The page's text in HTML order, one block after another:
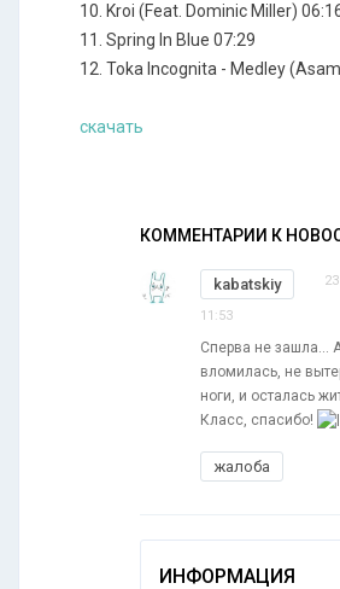
10. Kroi (Feat. Dominic Miller)
11. Spring In Blue 07:29
12. Toka Incognita - Medley
скачать
КОММЕНТАРИИ К
kabatskiy
11:53
Сперва не зашла...
вломилась, не
ноги, и осталась
Класс, спасибо!
жалоба
ИНФОРМАЦИЯ